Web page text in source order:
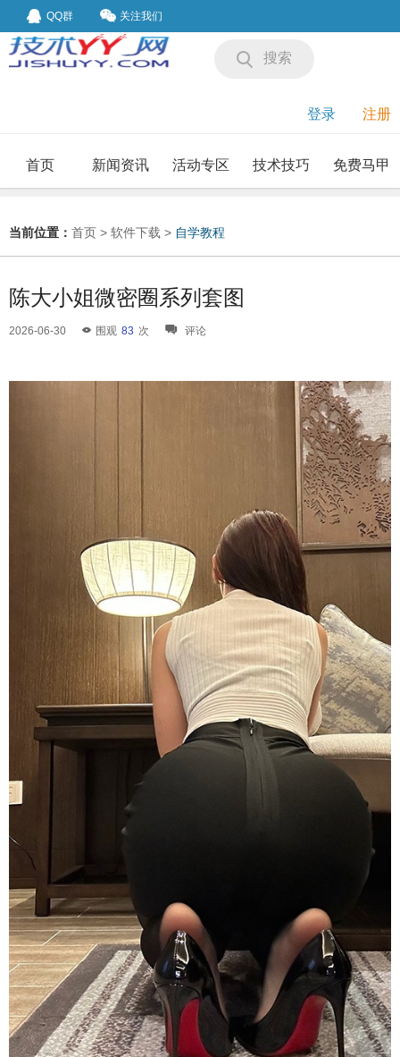
QQ群 关注我们
搜索
登录 注册
首页 新闻资讯 活动专区 技术技巧 免费马甲
当前位置： 首页 > 软件下载 > 自学教程
陈大小姐微密圈系列套图
2026-06-30 围观 83 次 评论